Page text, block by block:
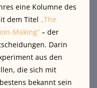
eine Kolumne des
dem Titel „The
Making“ – der
Darin
aus den
die sich mit
bekannt sein